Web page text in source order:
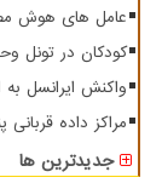
عامل های هوش
کودکان در تونل
واکنش ایرانسل به
مراکز داده
جدیدترین ها